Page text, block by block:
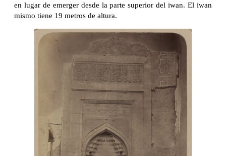
en lugar de emerger desde la parte superior del iwan. El iwan
mismo tiene 19 metros de altura.